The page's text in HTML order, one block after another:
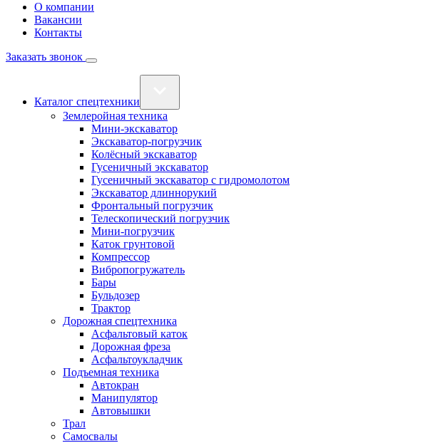
О компании
Вакансии
Контакты
Заказать звонок
Каталог спецтехники
Землеройная техника
Мини-экскаватор
Экскаватор-погрузчик
Колёсный экскаватор
Гусеничный экскаватор
Гусеничный экскаватор с гидромолотом
Экскаватор длиннорукий
Фронтальный погрузчик
Телескопический погрузчик
Мини-погрузчик
Каток грунтовой
Компрессор
Вибропогружатель
Бары
Бульдозер
Трактор
Дорожная спецтехника
Асфальтовый каток
Дорожная фреза
Асфальтоукладчик
Подъемная техника
Автокран
Манипулятор
Автовышки
Трал
Самосвалы